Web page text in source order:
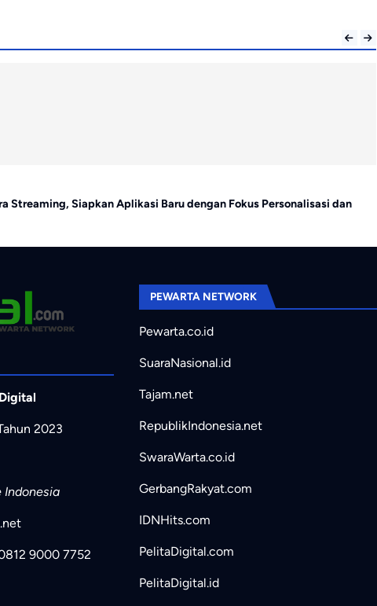
Streaming, Siapkan Aplikasi Baru dengan Fokus Personalisasi dan
2023
Indonesia
9000 7752
PEWARTA NETWORK
Pewarta.co.id
SuaraNasional.id
Tajam.net
RepublikIndonesia.net
SwaraWarta.co.id
GerbangRakyat.com
IDNHits.com
PelitaDigital.com
PelitaDigital.id